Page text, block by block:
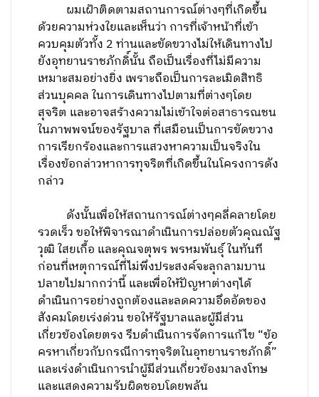
ผมเฝ้าติดตามสถานการณ์ต่างๆที่เกิดขึ้น
ด้วยความห่วงใยและเห็นว่า การที่เจ้าหน้าที่เข้า
ควบคุมตัวทั้ง 2 ท่านและขัดขวางไม่ให้เดินทางไป
ยังอุทยานราชภักดิ์นั้น ถือเป็นเรื่องที่ไม่มีความ
เหมาะสมอย่างยิ่ง เพราะถือเป็นการละเมิดสิทธิ
ส่วนบุคคล ในการเดินทางไปตามที่ต่างๆโดย
สุจริต และอาจสร้างความไม่เข้าใจต่อสาธารณชน
ในภาพพจน์ของรัฐบาล ที่เสมือนเป็นการขัดขวาง
การเรียกร้องและการแสวงหาความเป็นจริงใน
เรื่องข้อกล่าวหาการทุจริตที่เกิดขึ้นในโครงการดัง
กล่าว
ดังนั้นเพื่อให้สถานการณ์ต่างๆคลี่คลายโดย
รวดเร็ว ขอให้พิจารณาดำเนินการปล่อยตัวคุณณัฐ
วุฒิ ใสยเกื้อ และคุณจตุพร พรหมพันธุ์ ในทันที
ก่อนที่เหตุการณ์ที่ไม่พึงประสงค์จะลุกลามบาน
ปลายไปมากกว่านี้ และเพื่อให้ปัญหาต่างๆได้
ดำเนินการอย่างถูกต้องและลดความอึดอัดของ
สังคมโดยเร่งด่วน ขอให้รัฐบาลและผู้มีส่วน
เกี่ยวข้องโดยตรง รีบดำเนินการจัดการแก้ไข “ข้อ
ครหาเกี่ยวกับกรณีการทุจริตในอุทยานราชภักดิ์”
และเร่งดำเนินการนำผู้มีส่วนเกี่ยวข้องมาลงโทษ
และแสดงความรับผิดชอบโดยพลัน